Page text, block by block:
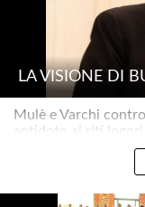
LA VISIONE DI
Mulè e Varchi
antidoto ai riti logori